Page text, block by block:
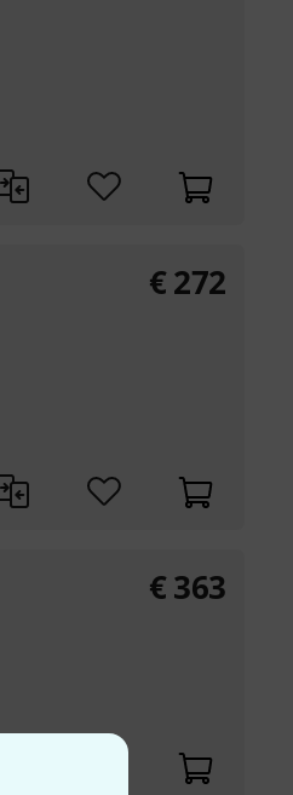
€272
€363